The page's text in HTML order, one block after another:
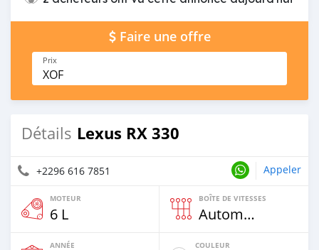
Faire une offre
Prix
XOF
Détails Lexus RX 330
+2296 616 7851 Appeler
MOTEUR
6 L
BOÎTE DE VITESSES
Automatique
ANNÉE COULEUR